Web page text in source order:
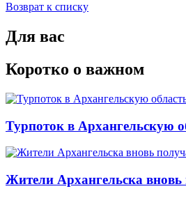
Возврат к списку
Для вас
Коротко о важном
Турпоток в Архангельскую
Жители Архангельска вновь